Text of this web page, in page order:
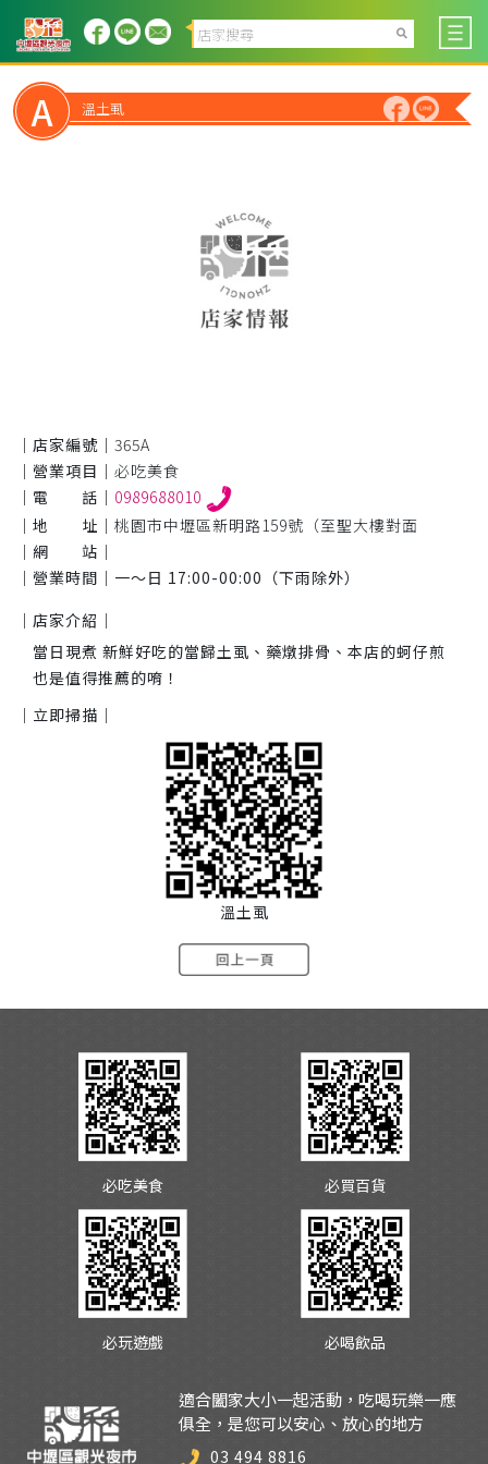
A 溫土虱
｜店家編號｜ 365A
｜營業項目｜ 必吃美食
｜電 話｜ 0989688010
｜地 址｜ 桃園市中壢區新明路159號（至聖大樓對面
｜網 站｜
｜營業時間｜ 一～日 17:00-00:00（下雨除外）
｜店家介紹｜
當日現煮 新鮮好吃的當歸土虱、藥燉排骨、本店的蚵仔煎
也是值得推薦的唷！
｜立即掃描｜
溫土虱
必吃美食 必買百貨
必玩遊戲 必喝飲品
適合闔家大小一起活動，吃喝玩樂一應
俱全，是您可以安心、放心的地方
03 494 8816